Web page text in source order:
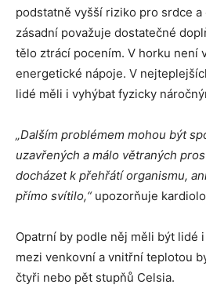
podstatně vyšší riziko pro srdce a
zásadní považuje dostatečné
tělo ztrácí pocením. V horku není
energetické nápoje. V
lidé měli i vyhýbat fyzicky
„Dalším problémem mohou být
uzavřených a málo větraných
docházet k přehřátí organismu,
přímo svítilo,“upozorňuje
Opatrní by podle něj měli být lidé
mezi venkovní a vnitřní teplotou
čtyři nebo pět stupňů Celsia.